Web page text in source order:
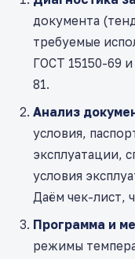
документа
требуемые
ГОСТ 15150-69
81.
Анализ
условия,
эксплуатации,
условия
Даём чек-лист,
Программа и
режимы